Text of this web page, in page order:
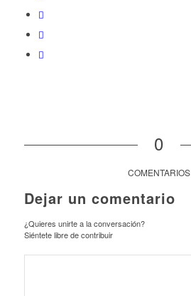
0
COMENTARIOS
Dejar un comentario
¿Quieres unirte a la conversación?
Siéntete libre de contribuir